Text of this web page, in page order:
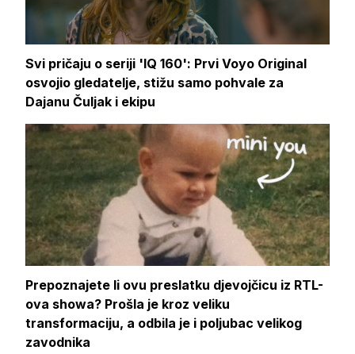
Svi pričaju o seriji 'IQ 160': Prvi Voyo Original
osvojio gledatelje, stižu samo pohvale za
Dajanu Čuljak i ekipu
Prepoznajete li ovu preslatku djevojčicu iz RTL-
ova showa? Prošla je kroz veliku
transformaciju, a odbila je i poljubac velikog
zavodnika